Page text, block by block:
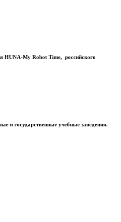
HUNA-My Robot Time, российского
и государственные учебные заведения.